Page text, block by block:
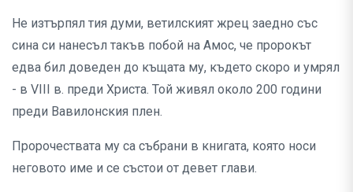
Не изтърпял тия думи, ветилският жрец заедно със
сина си нанесъл такъв побой на Амос, че пророкът
едва бил доведен до къщата му, където скоро и умрял
- в VІІІ в. преди Христа. Той живял около 200 години
преди Вавилонския плен.
Пророчествата му са събрани в книгата, която носи
неговото име и се състои от девет глави.